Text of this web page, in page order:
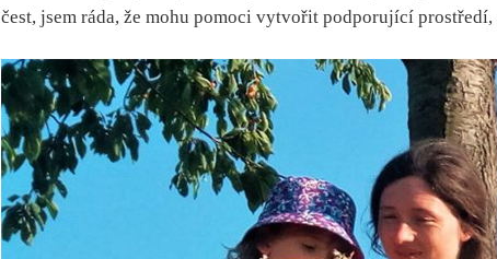
čest, jsem ráda, že mohu pomoci vytvořit podporující